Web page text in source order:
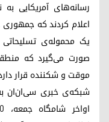
رسانه‌های آمریکایی
اعلام کردند که
یک محموله‌ی
صورت می‌گیرد که
موقت و شکننده قرار
شبکه‌ی خبری سی‌ان‌ان